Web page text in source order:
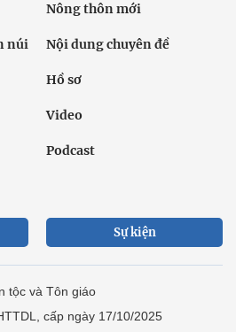
Nông thôn mới
núi Nội dung chuyên đề
Hồ sơ
Video
Podcast
Sự kiện
tộc và Tôn giáo
cấp ngày 17/10/2025